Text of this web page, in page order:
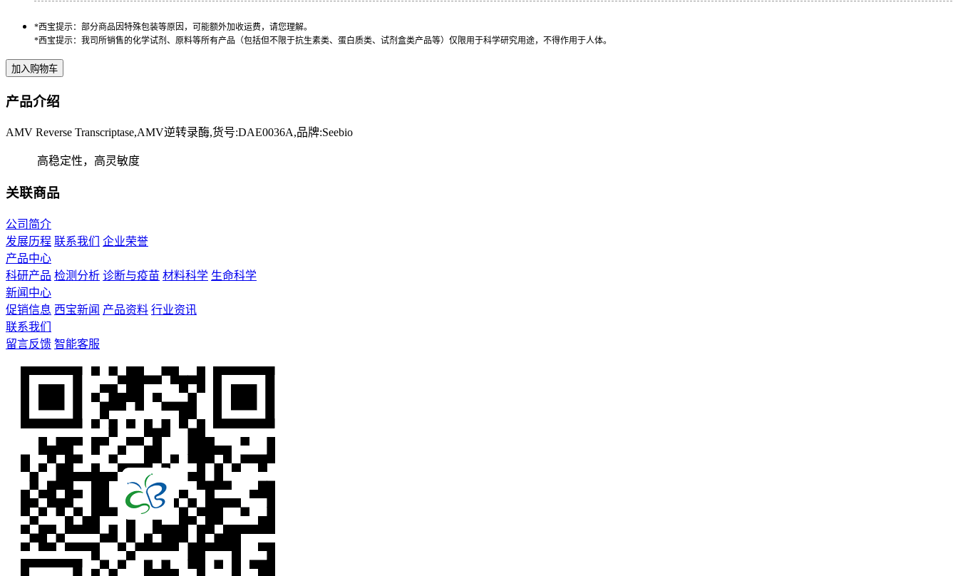
*西宝提示：部分商品因特殊包装等原因，可能额外加收运费，请您理解。
*西宝提示：我司所销售的化学试剂、原料等所有产品（包括但不限于抗生素类、蛋白质类、试剂盒类产品等）仅限用于科学研究用途，不得作用于人体。
产品介绍
AMV Reverse Transcriptase,AMV逆转录酶,货号:DAE0036A,品牌:Seebio
高稳定性，高灵敏度
关联商品
公司简介
发展历程 联系我们
企业荣誉
产品中心
科研产品 检测分析 诊断与疫苗 材料科学 生命科学
新闻中心
促销信息 西宝新闻 产品资料 行业资讯
联系我们
留言反馈 智能客服